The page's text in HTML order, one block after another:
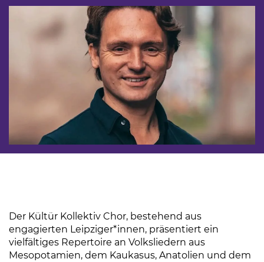
Der Kültür Kollektiv Chor, bestehend aus
engagierten Leipziger*innen, präsentiert ein
vielfältiges Repertoire an Volksliedern aus
Mesopotamien, dem Kaukasus, Anatolien und dem